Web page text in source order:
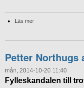
Läs mer
Petter Northugs
mån, 2014-10-20 11:40
Fylleskandalen till